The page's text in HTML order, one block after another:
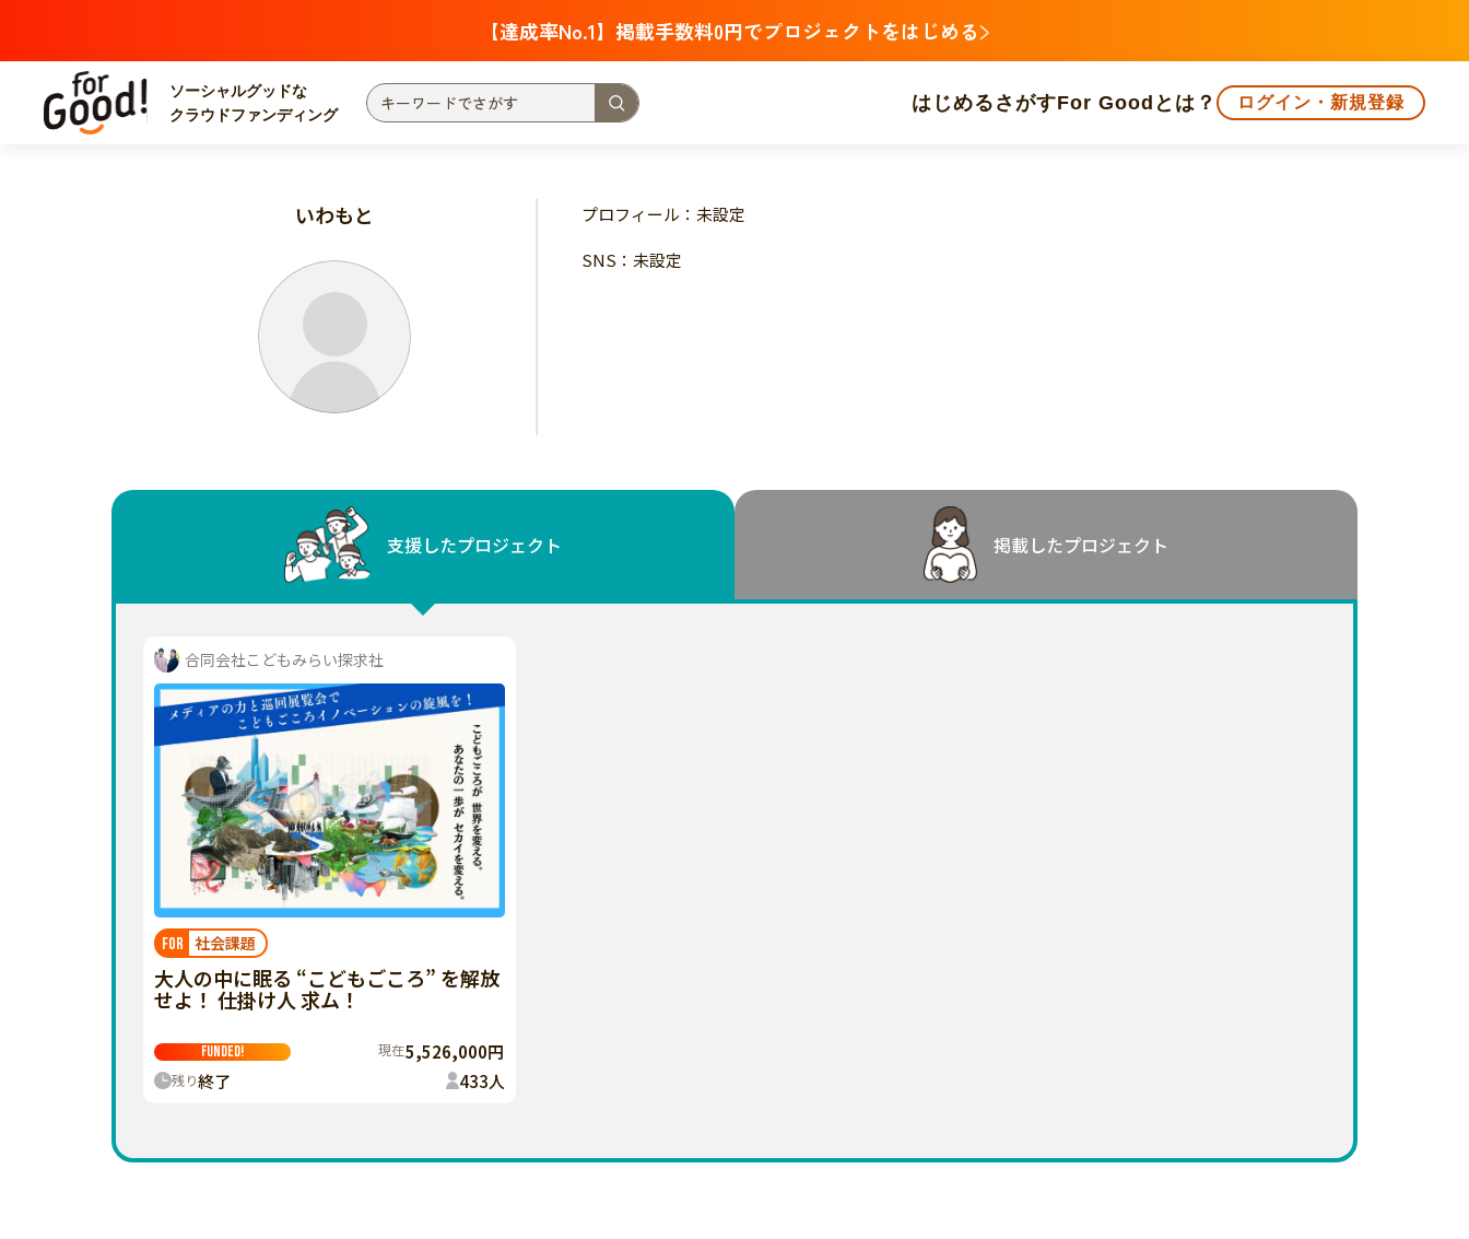
【達成率No.1】掲載手数料0円でプロジェクトをはじめる
ソーシャルグッドな
クラウドファンディング
はじめる さがすFor Goodとは？ ログイン・新規登録
注目 支援金額が多い 支援人数が多い
国際協力 子ども・教育
災害
北海道・東北
関東
新潟
中国
四国
九州・沖縄 福岡 佐賀 長崎 熊本 大分 宮崎 鹿児島 沖縄
いわもと
プロフィール：未設定
SNS：未設定
支援したプロジェクト 掲載したプロジェクト
合同会社こどもみらい探求社
FOR 社会課題
大人の中に眠る “こどもごころ” を解放
せよ！ 仕掛け人 求ム！
FUNDED! 現在5,526,000円
残り終了 433人